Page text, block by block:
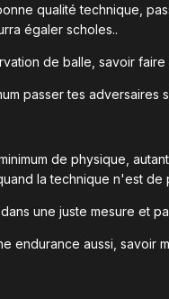
qualité technique,
égaler scholes..
de balle, savoir
passer tes adversaires
de physique,
la technique n'est de
une juste mesure et
endurance aussi, savoir